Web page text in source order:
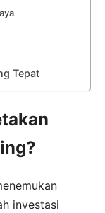
Tepat
investasi